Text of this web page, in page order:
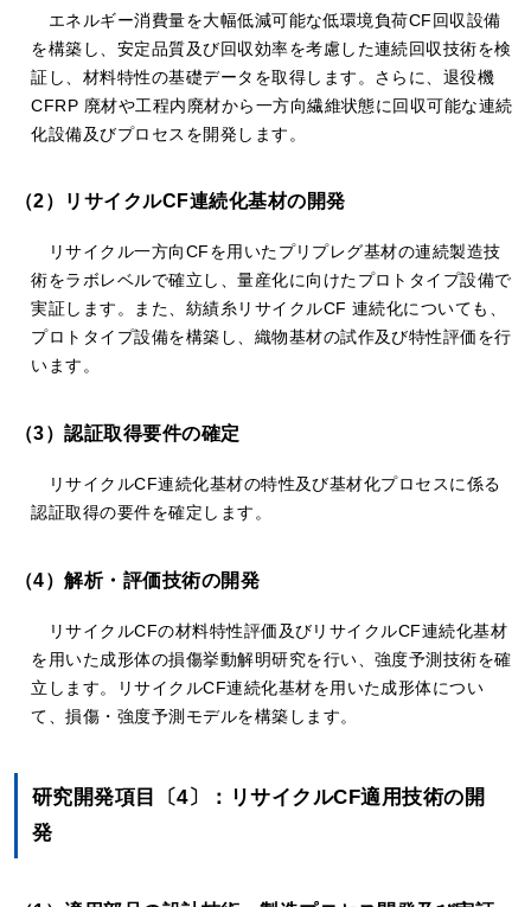
エネルギー消費量を大幅低減可能な低環境負荷CF回収設備
を構築し、安定品質及び回収効率を考慮した連続回収技術を検
証し、材料特性の基礎データを取得します。さらに、退役機
CFRP 廃材や工程内廃材から一方向繊維状態に回収可能な連続
化設備及びプロセスを開発します。
（2）リサイクルCF連続化基材の開発
リサイクル一方向CFを用いたプリプレグ基材の連続製造技
術をラボレベルで確立し、量産化に向けたプロトタイプ設備で
実証します。また、紡績糸リサイクルCF 連続化についても、
プロトタイプ設備を構築し、織物基材の試作及び特性評価を行
います。
（3）認証取得要件の確定
リサイクルCF連続化基材の特性及び基材化プロセスに係る
認証取得の要件を確定します。
（4）解析・評価技術の開発
リサイクルCFの材料特性評価及びリサイクルCF連続化基材
を用いた成形体の損傷挙動解明研究を行い、強度予測技術を確
立します。リサイクルCF連続化基材を用いた成形体につい
て、損傷・強度予測モデルを構築します。
研究開発項目〔4〕：リサイクルCF適用技術の開
発